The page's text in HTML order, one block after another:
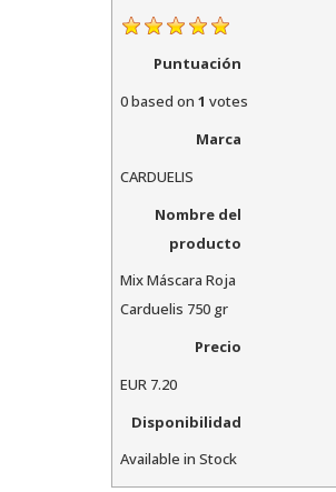
Puntuación
0based on 1 votes
Marca
CARDUELIS
Nombre del
producto
Mix Máscara Roja
Carduelis 750 gr
Precio
EUR7.20
Disponibilidad
Available in Stock